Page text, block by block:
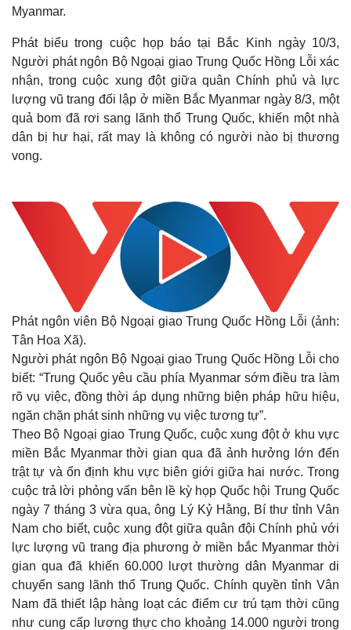
Myanmar.
Phát biểu trong cuộc họp báo tại Bắc Kinh ngày 10/3,
Người phát ngôn Bộ Ngoại giao Trung Quốc Hồng Lỗi xác
nhận, trong cuộc xung đột giữa quân Chính phủ và lực
lượng vũ trang đối lập ở miền Bắc Myanmar ngày 8/3, một
quả bom đã rơi sang lãnh thổ Trung Quốc, khiến một nhà
dân bị hư hại, rất may là không có người nào bị thương
vong.
Phát ngôn viên Bộ Ngoại giao Trung Quốc Hồng Lỗi (ảnh:
Tân Hoa Xã).
Người phát ngôn Bộ Ngoại giao Trung Quốc Hồng Lỗi cho
biết: “Trung Quốc yêu cầu phía Myanmar sớm điều tra làm
rõ vụ việc, đồng thời áp dụng những biện pháp hữu hiệu,
ngăn chặn phát sinh những vụ việc tương tự”.
Theo Bộ Ngoại giao Trung Quốc, cuộc xung đột ở khu vực
miền Bắc Myanmar thời gian qua đã ảnh hưởng lớn đến
trật tự và ổn định khu vực biên giới giữa hai nước. Trong
cuộc trả lời phỏng vấn bên lề kỳ họp Quốc hội Trung Quốc
ngày 7 tháng 3 vừa qua, ông Lý Kỷ Hằng, Bí thư tỉnh Vân
Nam cho biết, cuộc xung đột giữa quân đội Chính phủ với
lực lượng vũ trang địa phương ở miền bắc Myanmar thời
gian qua đã khiến 60.000 lượt thường dân Myanmar di
chuyển sang lãnh thổ Trung Quốc. Chính quyền tỉnh Vân
Nam đã thiết lập hàng loạt các điểm cư trú tạm thời cũng
như cung cấp lương thực cho khoảng 14.000 người trong